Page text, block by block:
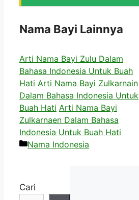
Nama Bayi Lainnya
Arti Nama Bayi Zulu Dalam
Bahasa Indonesia Untuk Buah
Hati Arti Nama Bayi Zulkarnain
Dalam Bahasa Indonesia Untuk
Buah Hati Arti Nama Bayi
Zulkarnaen Dalam Bahasa
Indonesia Untuk Buah Hati
Kategori
Nama Indonesia
Cari